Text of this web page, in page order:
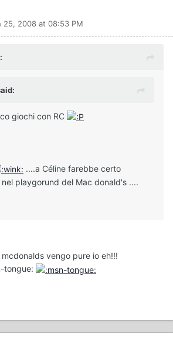
25, 2008 at 08:53 PM
giochi con RC
....a Céline farebbe certo
playgorund del Mac donald's ....
vengo pure io eh!!!
tongue: